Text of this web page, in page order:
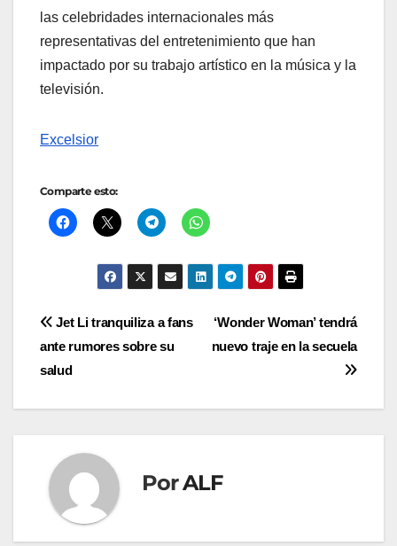
las celebridades internacionales más
representativas del entretenimiento que han
impactado por su trabajo artístico en la música y la
televisión.
Excelsior
Comparte esto:
Navegación
de
entradas
‘Wonder Woman’ tendrá
nuevo traje en la secuela
Jet Li tranquiliza a fans
ante rumores sobre su
salud
PorALF